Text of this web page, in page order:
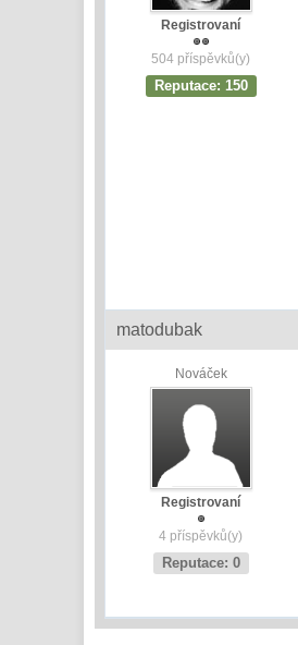
Registrovaní
504 příspěvků(y)
Reputace: 150
matodubak
Nováček
Registrovaní
4 příspěvků(y)
Reputace: 0